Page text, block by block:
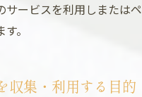
サービスを利用しまたは
。
収集・利用する目的